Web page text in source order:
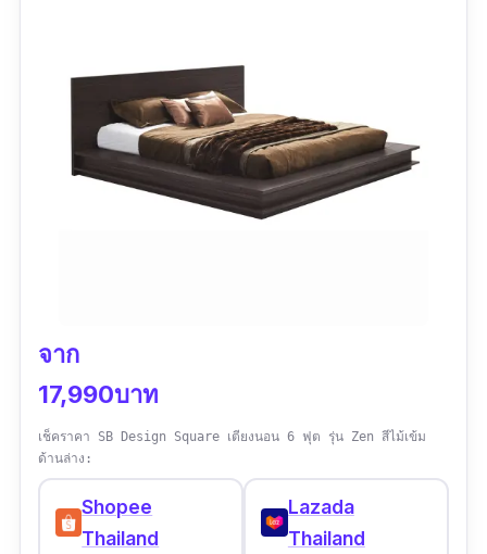
จาก
17,990บาท
เช็คราคา SB Design Square เตียงนอน 6 ฟุต รุ่น Zen สีไม้เข้ม
ด้านล่าง:
Shopee
Thailand
Lazada
Thailand